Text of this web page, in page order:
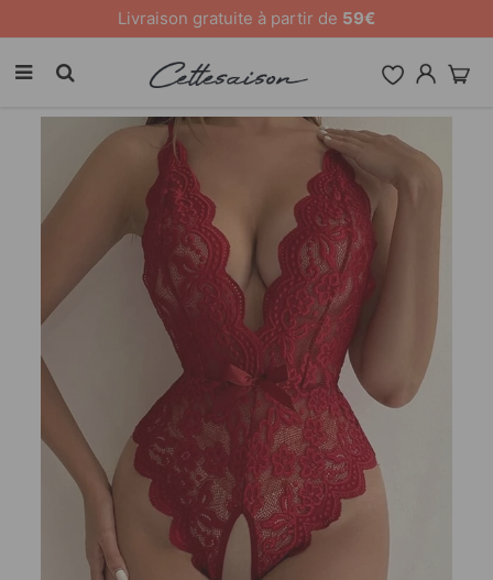
10 % de remise sur tout le site [CODE: 26MY10]